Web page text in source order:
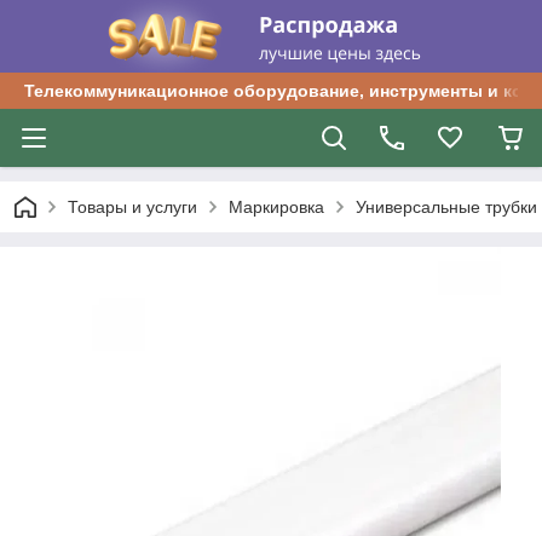
Телекоммуникационное оборудование, инструменты и
Товары и услуги Маркировка Универсальные